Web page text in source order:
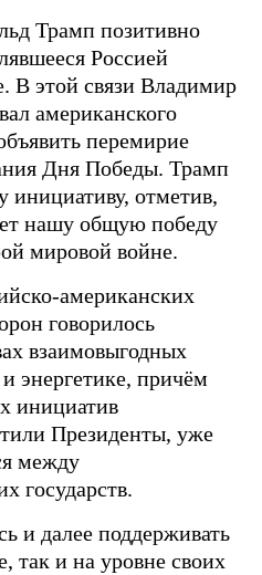
Трамп позитивно
Россией
В этой связи Владимир
американского
перемирие
Дня Победы. Трамп
инициативу, отметив,
нашу общую победу
мировой войне.
американских
говорилось
взаимовыгодных
энергетике, причём
инициатив
Президенты, уже
между
государств.
и далее поддерживать
так и на уровне своих